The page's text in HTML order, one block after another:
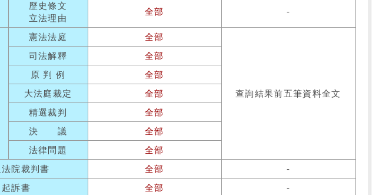
歷史條文
立法理由
全部 -
憲法法庭 全部
查詢結果前五筆資料全文
司法解釋
全部
原 判 例
全部
大法庭裁定
全部
精選裁判
全部
決 議
全部
法律問題
全部
院裁判書
全部
-
起訴書
全部
-